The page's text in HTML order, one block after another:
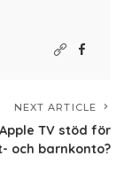
NEXT ARTICLE
TV stöd för
och barnkonto?